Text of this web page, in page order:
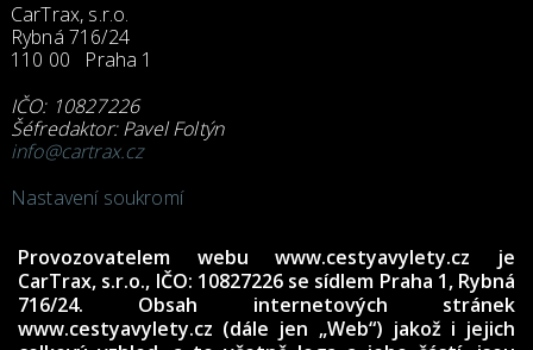
CarTrax, s.r.o.
Rybná 716/24
110 00 Praha 1
IČO: 10827226
Šéfredaktor: Pavel Foltýn
info@cartrax.cz
Nastavení soukromí
Provozovatelem webuwww.cestyavylety.cz je
CarTrax, s.r.o., IČO: 10827226 se sídlem Praha 1, Rybná
716/24. Obsah internetových stránek
www.cestyavylety.cz (dále jen „Web“) jakož i jejich